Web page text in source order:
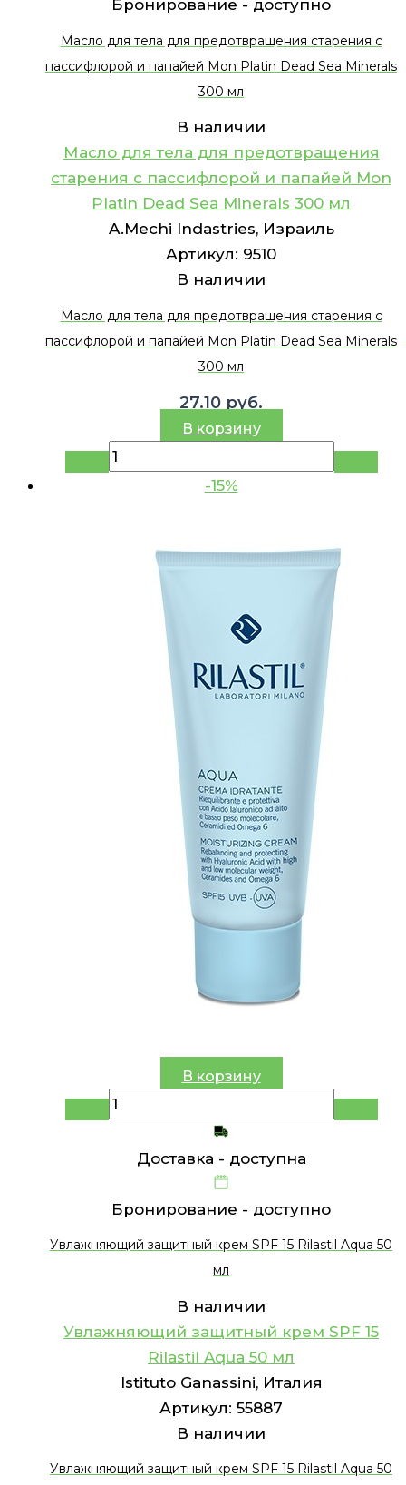
Бронирование - доступно
Масло для тела для предотвращения старения с
пассифлорой и папайей Mon Platin Dead Sea Minerals
300 мл
В наличии
Масло для тела для предотвращения
старения с пассифлорой и папайей Mon
Platin Dead Sea Minerals 300 мл
A.Mechi Indastries, Израиль
Артикул: 9510
В наличии
Масло для тела для предотвращения старения с
пассифлорой и папайей Mon Platin Dead Sea Minerals
300 мл
27.10 руб.
В корзину
-15%
В корзину
Доставка - доступна
Бронирование - доступно
Увлажняющий защитный крем SPF 15 Rilastil Aqua 50
мл
В наличии
Увлажняющий защитный крем SPF 15
Rilastil Aqua 50 мл
Istituto Ganassini, Италия
Артикул: 55887
В наличии
Увлажняющий защитный крем SPF 15 Rilastil Aqua 50